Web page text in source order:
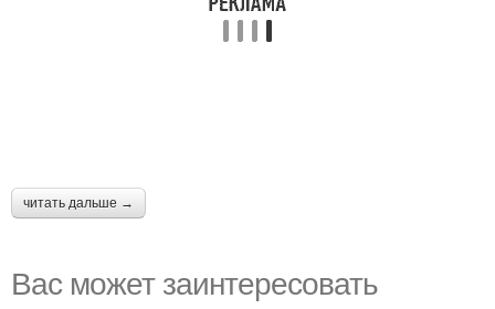
читать дальше →
Вас может заинтересовать